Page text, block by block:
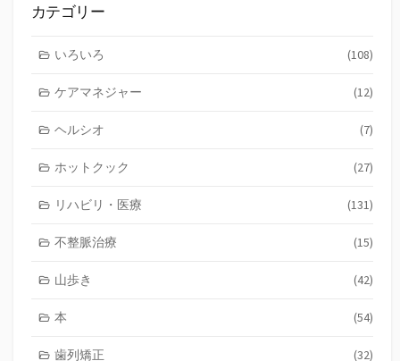
記
カテゴリー
いろいろ (108)
ケアマネジャー (12)
ヘルシオ (7)
ホットクック (27)
リハビリ・医療 (131)
不整脈治療 (15)
山歩き (42)
本 (54)
歯列矯正 (32)